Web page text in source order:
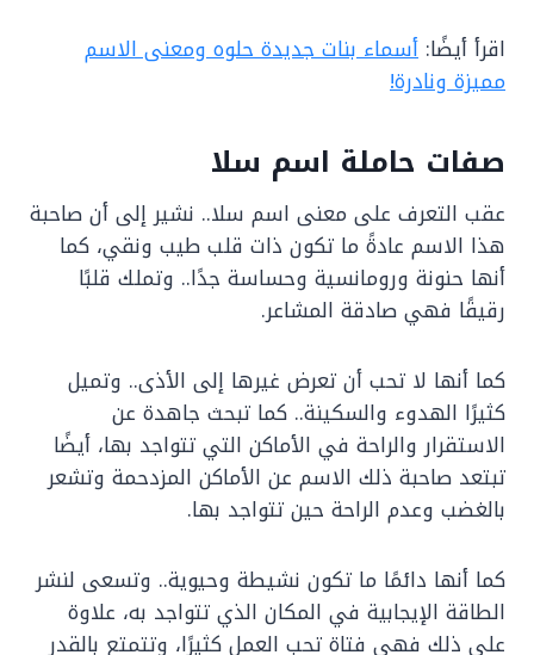
اقرأ أيضًا: أسماء بنات جديدة حلوه ومعنى الاسم
مميزة ونادرة!
صفات حاملة اسم سلا
عقب التعرف على معنى اسم سلا.. نشير إلى أن صاحبة
هذا الاسم عادةً ما تكون ذات قلب طيب ونقي، كما
أنها حنونة ورومانسية وحساسة جدًا.. وتملك قلبًا
رقيقًا فهي صادقة المشاعر.
كما أنها لا تحب أن تعرض غيرها إلى الأذى.. وتميل
كثيرًا الهدوء والسكينة.. كما تبحث جاهدة عن
الاستقرار والراحة في الأماكن التي تتواجد بها، أيضًا
تبتعد صاحبة ذلك الاسم عن الأماكن المزدحمة وتشعر
بالغضب وعدم الراحة حين تتواجد بها.
كما أنها دائمًا ما تكون نشيطة وحيوية.. وتسعى لنشر
الطاقة الإيجابية في المكان الذي تتواجد به، علاوة
على ذلك فهي فتاة تحب العمل كثيرًا، وتتمتع بالقدر